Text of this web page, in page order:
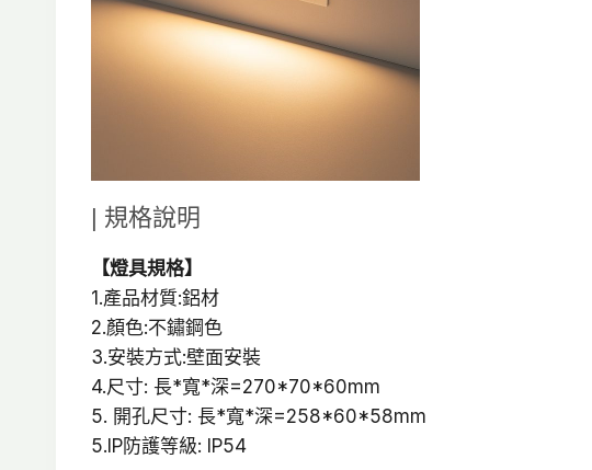
| 規格說明
【燈具規格】
1.產品材質:鋁材
2.顏色:不鏽鋼色
3.安裝方式:壁面安裝
4.尺寸: 長*寬*深=270*70*60mm
5. 開孔尺寸: 長*寬*深=258*60*58mm
5.IP防護等級: IP54